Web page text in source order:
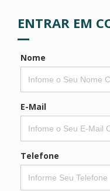
ENTRAR EM
Nome
E-Mail
Telefone